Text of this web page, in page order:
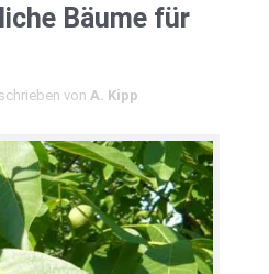
Bäume für
von A. Kipp